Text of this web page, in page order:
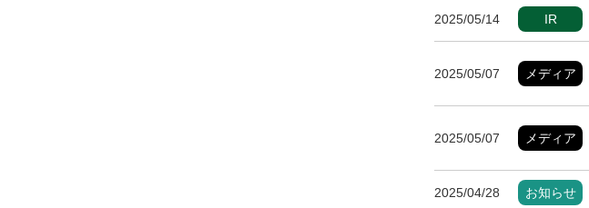
2025/05/14 IR
2025/05/07 メディア
2025/05/07 メディア
2025/04/28 お知らせ